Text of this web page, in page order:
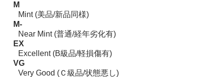
M
Mint (美品/新品同様)
M-
Near Mint (普通/経年劣化有)
EX
Excellent (B級品/軽損傷有)
VG
Very Good (Ｃ級品/状態悪し)